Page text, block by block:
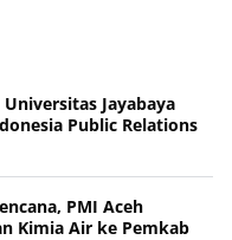
Jayabaya
Public Relations
PMI Aceh
Kimia Air ke Pemkab